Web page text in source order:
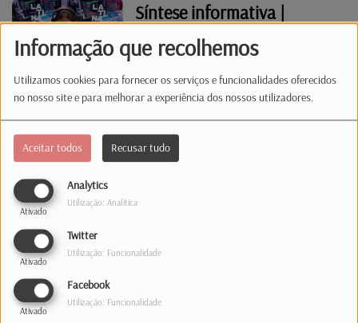
Informação que recolhemos
Utilizamos cookies para fornecer os serviços e funcionalidades oferecidos
no nosso site e para melhorar a experiência dos nossos utilizadores.
Aceitar todos Recusar tudo
Analytics
Ativado
Utilização: Analítica
Twitter
Ativado
Utilização: Funcionalidade
Facebook
Ativado
Utilização: Funcionalidade
Síntese informativa |
14.07.26 | 12:00
Grande Plano - "Woman of
Tomorrow"
Não Há 1 Sem 2 - "dois
conhecidos por usarem
marca"
Síntese informativa |